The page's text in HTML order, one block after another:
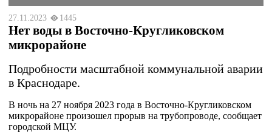
27.11.2023 1445
Нет воды в Восточно-Кругликовском
микрорайоне
Подробности масштабной коммунальной аварии
в Краснодаре.
В ночь на 27 ноября 2023 года в Восточно-Кругликовском
микрорайоне произошел прорыв на трубопроводе, сообщает
городской МЦУ.